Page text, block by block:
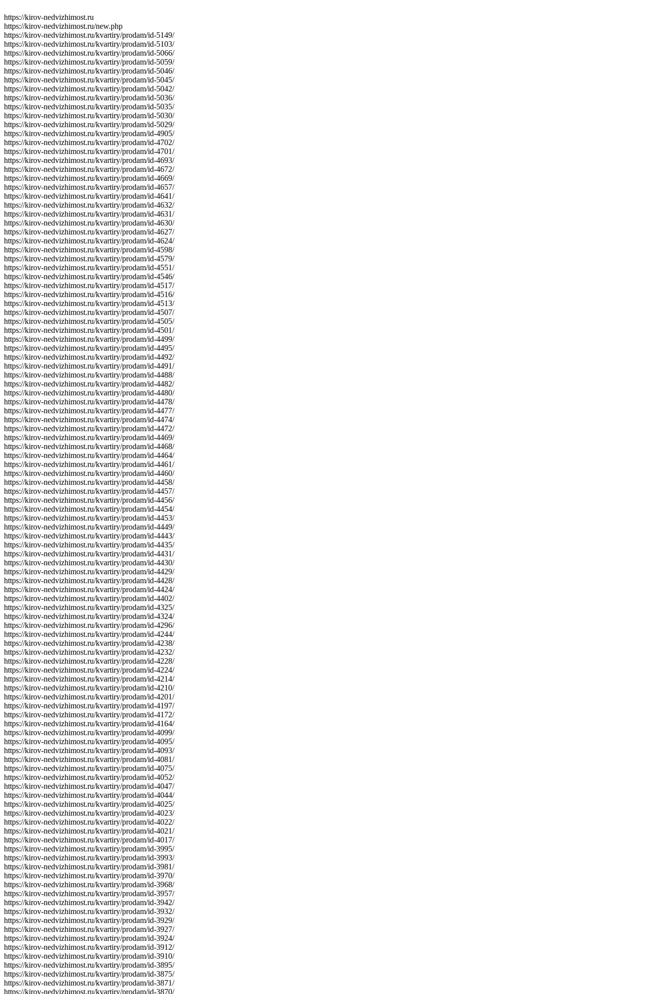
https://kirov-nedvizhimost.ru
https://kirov-nedvizhimost.ru/new.php
https://kirov-nedvizhimost.ru/kvartiry/prodam/id-5149/
https://kirov-nedvizhimost.ru/kvartiry/prodam/id-5103/
https://kirov-nedvizhimost.ru/kvartiry/prodam/id-5066/
https://kirov-nedvizhimost.ru/kvartiry/prodam/id-5059/
https://kirov-nedvizhimost.ru/kvartiry/prodam/id-5046/
https://kirov-nedvizhimost.ru/kvartiry/prodam/id-5045/
https://kirov-nedvizhimost.ru/kvartiry/prodam/id-5042/
https://kirov-nedvizhimost.ru/kvartiry/prodam/id-5036/
https://kirov-nedvizhimost.ru/kvartiry/prodam/id-5035/
https://kirov-nedvizhimost.ru/kvartiry/prodam/id-5030/
https://kirov-nedvizhimost.ru/kvartiry/prodam/id-5029/
https://kirov-nedvizhimost.ru/kvartiry/prodam/id-4905/
https://kirov-nedvizhimost.ru/kvartiry/prodam/id-4702/
https://kirov-nedvizhimost.ru/kvartiry/prodam/id-4701/
https://kirov-nedvizhimost.ru/kvartiry/prodam/id-4693/
https://kirov-nedvizhimost.ru/kvartiry/prodam/id-4672/
https://kirov-nedvizhimost.ru/kvartiry/prodam/id-4669/
https://kirov-nedvizhimost.ru/kvartiry/prodam/id-4657/
https://kirov-nedvizhimost.ru/kvartiry/prodam/id-4641/
https://kirov-nedvizhimost.ru/kvartiry/prodam/id-4632/
https://kirov-nedvizhimost.ru/kvartiry/prodam/id-4631/
https://kirov-nedvizhimost.ru/kvartiry/prodam/id-4630/
https://kirov-nedvizhimost.ru/kvartiry/prodam/id-4627/
https://kirov-nedvizhimost.ru/kvartiry/prodam/id-4624/
https://kirov-nedvizhimost.ru/kvartiry/prodam/id-4598/
https://kirov-nedvizhimost.ru/kvartiry/prodam/id-4579/
https://kirov-nedvizhimost.ru/kvartiry/prodam/id-4551/
https://kirov-nedvizhimost.ru/kvartiry/prodam/id-4546/
https://kirov-nedvizhimost.ru/kvartiry/prodam/id-4517/
https://kirov-nedvizhimost.ru/kvartiry/prodam/id-4516/
https://kirov-nedvizhimost.ru/kvartiry/prodam/id-4513/
https://kirov-nedvizhimost.ru/kvartiry/prodam/id-4507/
https://kirov-nedvizhimost.ru/kvartiry/prodam/id-4505/
https://kirov-nedvizhimost.ru/kvartiry/prodam/id-4501/
https://kirov-nedvizhimost.ru/kvartiry/prodam/id-4499/
https://kirov-nedvizhimost.ru/kvartiry/prodam/id-4495/
https://kirov-nedvizhimost.ru/kvartiry/prodam/id-4492/
https://kirov-nedvizhimost.ru/kvartiry/prodam/id-4491/
https://kirov-nedvizhimost.ru/kvartiry/prodam/id-4488/
https://kirov-nedvizhimost.ru/kvartiry/prodam/id-4482/
https://kirov-nedvizhimost.ru/kvartiry/prodam/id-4480/
https://kirov-nedvizhimost.ru/kvartiry/prodam/id-4478/
https://kirov-nedvizhimost.ru/kvartiry/prodam/id-4477/
https://kirov-nedvizhimost.ru/kvartiry/prodam/id-4474/
https://kirov-nedvizhimost.ru/kvartiry/prodam/id-4472/
https://kirov-nedvizhimost.ru/kvartiry/prodam/id-4469/
https://kirov-nedvizhimost.ru/kvartiry/prodam/id-4468/
https://kirov-nedvizhimost.ru/kvartiry/prodam/id-4464/
https://kirov-nedvizhimost.ru/kvartiry/prodam/id-4461/
https://kirov-nedvizhimost.ru/kvartiry/prodam/id-4460/
https://kirov-nedvizhimost.ru/kvartiry/prodam/id-4458/
https://kirov-nedvizhimost.ru/kvartiry/prodam/id-4457/
https://kirov-nedvizhimost.ru/kvartiry/prodam/id-4456/
https://kirov-nedvizhimost.ru/kvartiry/prodam/id-4454/
https://kirov-nedvizhimost.ru/kvartiry/prodam/id-4453/
https://kirov-nedvizhimost.ru/kvartiry/prodam/id-4449/
https://kirov-nedvizhimost.ru/kvartiry/prodam/id-4443/
https://kirov-nedvizhimost.ru/kvartiry/prodam/id-4435/
https://kirov-nedvizhimost.ru/kvartiry/prodam/id-4431/
https://kirov-nedvizhimost.ru/kvartiry/prodam/id-4430/
https://kirov-nedvizhimost.ru/kvartiry/prodam/id-4429/
https://kirov-nedvizhimost.ru/kvartiry/prodam/id-4428/
https://kirov-nedvizhimost.ru/kvartiry/prodam/id-4424/
https://kirov-nedvizhimost.ru/kvartiry/prodam/id-4402/
https://kirov-nedvizhimost.ru/kvartiry/prodam/id-4325/
https://kirov-nedvizhimost.ru/kvartiry/prodam/id-4324/
https://kirov-nedvizhimost.ru/kvartiry/prodam/id-4296/
https://kirov-nedvizhimost.ru/kvartiry/prodam/id-4244/
https://kirov-nedvizhimost.ru/kvartiry/prodam/id-4238/
https://kirov-nedvizhimost.ru/kvartiry/prodam/id-4232/
https://kirov-nedvizhimost.ru/kvartiry/prodam/id-4228/
https://kirov-nedvizhimost.ru/kvartiry/prodam/id-4224/
https://kirov-nedvizhimost.ru/kvartiry/prodam/id-4214/
https://kirov-nedvizhimost.ru/kvartiry/prodam/id-4210/
https://kirov-nedvizhimost.ru/kvartiry/prodam/id-4201/
https://kirov-nedvizhimost.ru/kvartiry/prodam/id-4197/
https://kirov-nedvizhimost.ru/kvartiry/prodam/id-4172/
https://kirov-nedvizhimost.ru/kvartiry/prodam/id-4164/
https://kirov-nedvizhimost.ru/kvartiry/prodam/id-4099/
https://kirov-nedvizhimost.ru/kvartiry/prodam/id-4095/
https://kirov-nedvizhimost.ru/kvartiry/prodam/id-4093/
https://kirov-nedvizhimost.ru/kvartiry/prodam/id-4081/
https://kirov-nedvizhimost.ru/kvartiry/prodam/id-4075/
https://kirov-nedvizhimost.ru/kvartiry/prodam/id-4052/
https://kirov-nedvizhimost.ru/kvartiry/prodam/id-4047/
https://kirov-nedvizhimost.ru/kvartiry/prodam/id-4044/
https://kirov-nedvizhimost.ru/kvartiry/prodam/id-4025/
https://kirov-nedvizhimost.ru/kvartiry/prodam/id-4023/
https://kirov-nedvizhimost.ru/kvartiry/prodam/id-4022/
https://kirov-nedvizhimost.ru/kvartiry/prodam/id-4021/
https://kirov-nedvizhimost.ru/kvartiry/prodam/id-4017/
https://kirov-nedvizhimost.ru/kvartiry/prodam/id-3995/
https://kirov-nedvizhimost.ru/kvartiry/prodam/id-3993/
https://kirov-nedvizhimost.ru/kvartiry/prodam/id-3981/
https://kirov-nedvizhimost.ru/kvartiry/prodam/id-3970/
https://kirov-nedvizhimost.ru/kvartiry/prodam/id-3968/
https://kirov-nedvizhimost.ru/kvartiry/prodam/id-3957/
https://kirov-nedvizhimost.ru/kvartiry/prodam/id-3942/
https://kirov-nedvizhimost.ru/kvartiry/prodam/id-3932/
https://kirov-nedvizhimost.ru/kvartiry/prodam/id-3929/
https://kirov-nedvizhimost.ru/kvartiry/prodam/id-3927/
https://kirov-nedvizhimost.ru/kvartiry/prodam/id-3924/
https://kirov-nedvizhimost.ru/kvartiry/prodam/id-3912/
https://kirov-nedvizhimost.ru/kvartiry/prodam/id-3910/
https://kirov-nedvizhimost.ru/kvartiry/prodam/id-3895/
https://kirov-nedvizhimost.ru/kvartiry/prodam/id-3875/
https://kirov-nedvizhimost.ru/kvartiry/prodam/id-3871/
https://kirov-nedvizhimost.ru/kvartiry/prodam/id-3870/